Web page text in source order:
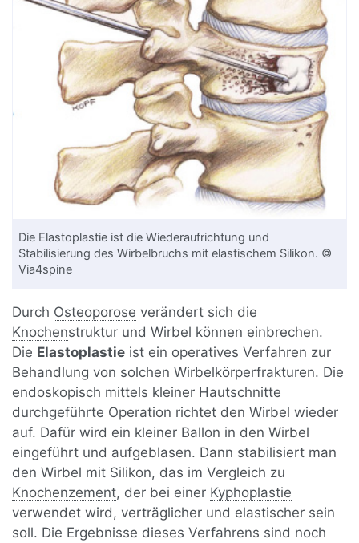
Die Elastoplastie ist die Wiederaufrichtung und
Stabilisierung desWirbelbruchs mit elastischem Silikon. ©
Via4spine
Durch Osteoporose verändert sich die
Knochenstruktur und Wirbel können einbrechen.
Die Elastoplastie ist ein operatives Verfahren zur
Behandlung von solchen Wirbelkörperfrakturen. Die
endoskopisch mittels kleiner Hautschnitte
durchgeführte Operation richtet den Wirbel wieder
auf. Dafür wird ein kleiner Ballon in den Wirbel
eingeführt und aufgeblasen. Dann stabilisiert man
den Wirbel mit Silikon, das im Vergleich zu
Knochenzement, der bei einer Kyphoplastie
verwendet wird, verträglicher und elastischer sein
soll. Die Ergebnisse dieses Verfahrens sind noch